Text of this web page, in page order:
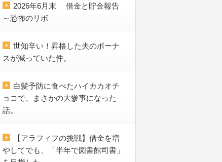
2026年6月末 借金と貯金報告
～恐怖のリボ
世知辛い！昇格した夫のボーナ
スが減っていた件。
白髪予防に食べたハイカカオチ
ョコで、まさかの大惨事になった
話。
【アラフィフの挑戦】借金を増
やしてでも、「半年で図書館司書」